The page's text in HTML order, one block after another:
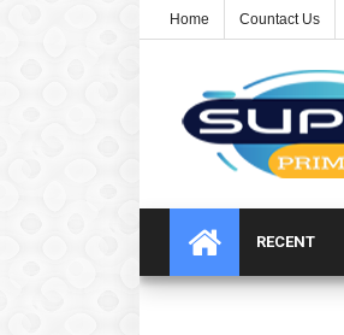
Home Countact Us
RECENT